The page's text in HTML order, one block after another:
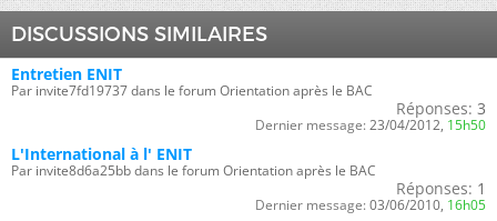
DISCUSSIONS SIMILAIRES
Entretien ENIT
Par invite7fd19737 dans le forum Orientation après le BAC
Réponses: 3
Dernier message: 23/04/2012, 15h50
L'International à l' ENIT
Par invite8d6a25bb dans le forum Orientation après le BAC
Réponses: 1
Dernier message: 03/06/2010, 16h05